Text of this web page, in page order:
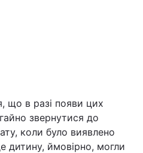
що в разі появи цих
звернутися до
коли було виявлено
дитину, ймовірно, могли